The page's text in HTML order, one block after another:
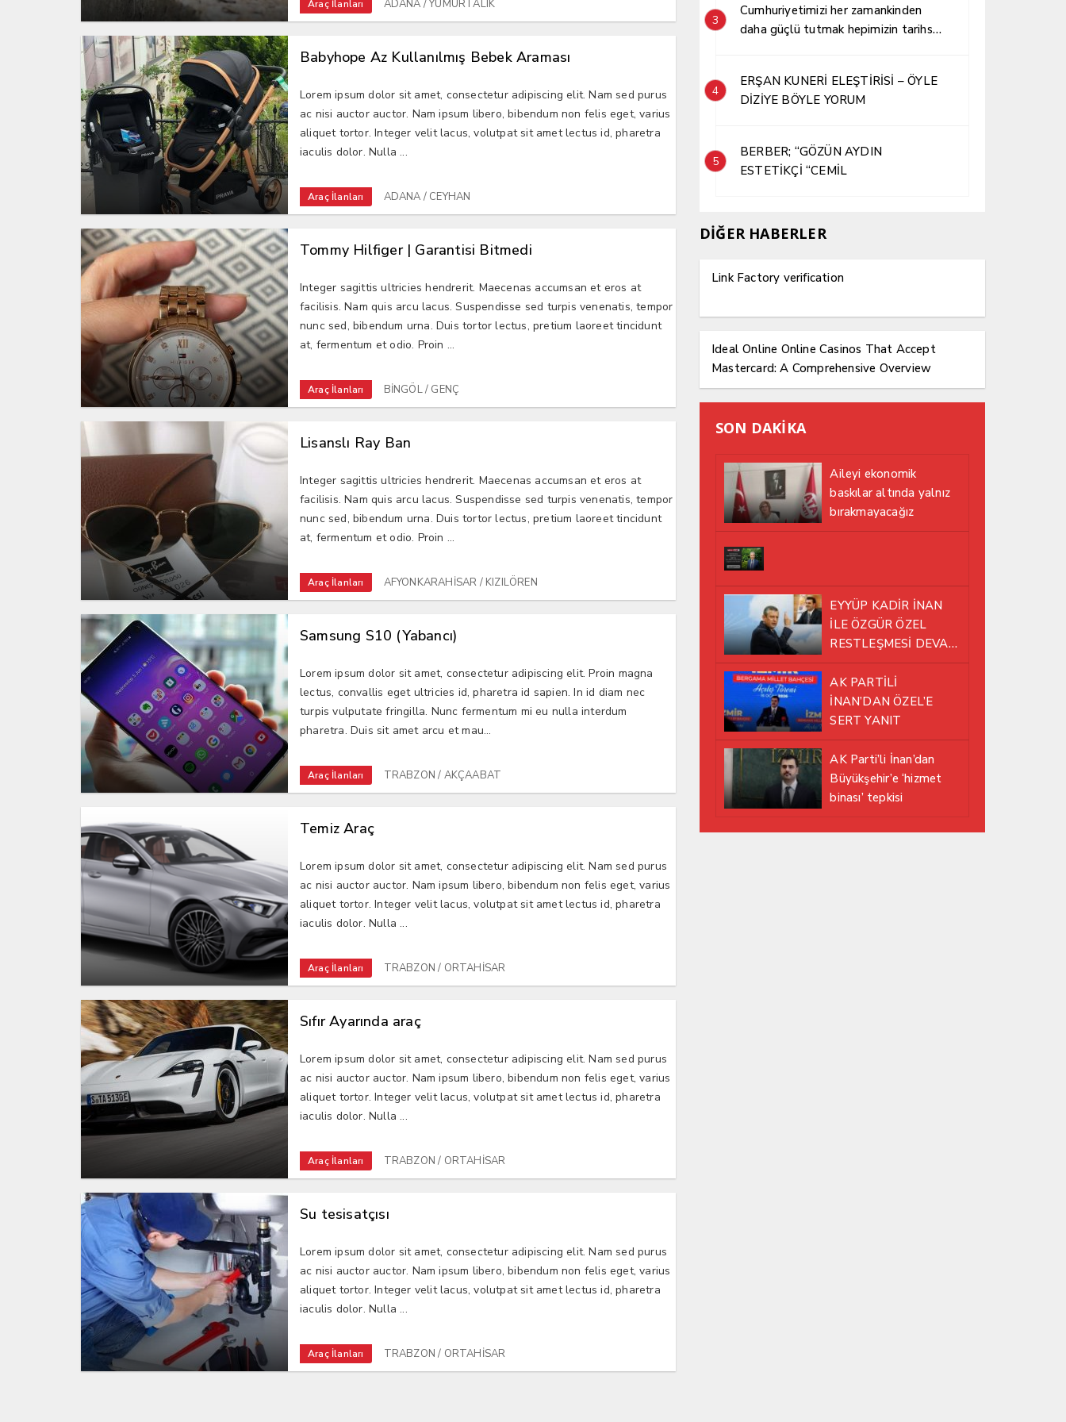
Araç İlanları ADANA / YUMURTALIK
Babyhope Az Kullanılmış Bebek Araması
Lorem ipsum dolor sit amet, consectetur adipiscing elit. Nam sed purus
ac nisi auctor auctor. Nam ipsum libero, bibendum non felis eget, varius
aliquet tortor. Integer velit lacus, volutpat sit amet lectus id, pharetra
iaculis dolor. Nulla ...
Araç İlanları ADANA / CEYHAN
Tommy Hilfiger | Garantisi Bitmedi
Integer sagittis ultricies hendrerit. Maecenas accumsan et eros at
facilisis. Nam quis arcu lacus. Suspendisse sed turpis venenatis, tempor
nunc sed, bibendum urna. Duis tortor lectus, pretium laoreet tincidunt
at, fermentum et odio. Proin ...
Araç İlanları BİNGÖL / GENÇ
Lisanslı Ray Ban
Integer sagittis ultricies hendrerit. Maecenas accumsan et eros at
facilisis. Nam quis arcu lacus. Suspendisse sed turpis venenatis, tempor
nunc sed, bibendum urna. Duis tortor lectus, pretium laoreet tincidunt
at, fermentum et odio. Proin ...
Araç İlanları AFYONKARAHİSAR / KIZILÖREN
Samsung S10 (Yabancı)
Lorem ipsum dolor sit amet, consectetur adipiscing elit. Proin magna
lectus, convallis eget ultricies id, pharetra id sapien. In id diam nec
turpis vulputate fringilla. Nunc fermentum mi eu nulla interdum
pharetra. Duis sit amet arcu et mau...
Araç İlanları TRABZON / AKÇAABAT
Temiz Araç
Lorem ipsum dolor sit amet, consectetur adipiscing elit. Nam sed purus
ac nisi auctor auctor. Nam ipsum libero, bibendum non felis eget, varius
aliquet tortor. Integer velit lacus, volutpat sit amet lectus id, pharetra
iaculis dolor. Nulla ...
Araç İlanları TRABZON / ORTAHİSAR
Sıfır Ayarında araç
Lorem ipsum dolor sit amet, consectetur adipiscing elit. Nam sed purus
ac nisi auctor auctor. Nam ipsum libero, bibendum non felis eget, varius
aliquet tortor. Integer velit lacus, volutpat sit amet lectus id, pharetra
iaculis dolor. Nulla ...
Araç İlanları TRABZON / ORTAHİSAR
Su tesisatçısı
Lorem ipsum dolor sit amet, consectetur adipiscing elit. Nam sed purus
ac nisi auctor auctor. Nam ipsum libero, bibendum non felis eget, varius
aliquet tortor. Integer velit lacus, volutpat sit amet lectus id, pharetra
iaculis dolor. Nulla ...
Araç İlanları TRABZON / ORTAHİSAR
3
Cumhuriyetimizi her zamankinden
daha güçlü tutmak hepimizin tarihsel
4
ERŞAN KUNERİ ELEŞTİRİSİ – ÖYLE
DİZİYE BÖYLE YORUM
5
BERBER; “GÖZÜN AYDIN
ESTETİKÇİ “CEMİL
DİĞER HABERLER
Link Factory verification
Ideal Online Online Casinos That Accept
Mastercard: A Comprehensive Overview
SON DAKİKA
Aileyi ekonomik
baskılar altında yalnız
bırakmayacağız
EYYÜP KADİR İNAN
İLE ÖZGÜR ÖZEL
RESTLEŞMESİ DEVAM
EDİYOR
AK PARTİLİ
İNAN’DAN ÖZEL’E
SERT YANIT
AK Parti’li İnan’dan
Büyükşehir’e ‘hizmet
binası’ tepkisi